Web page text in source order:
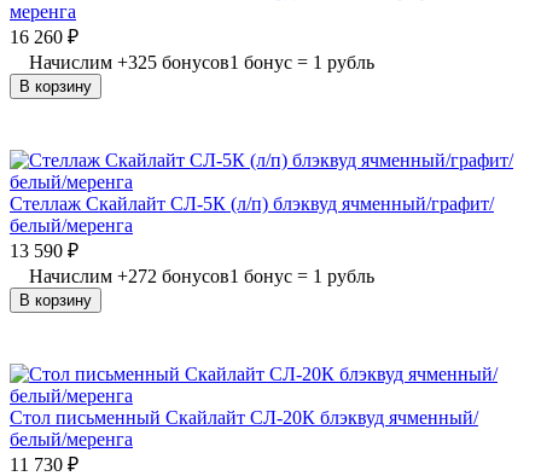
меренга
16 260 ₽
Начислим +325 бонусов1 бонус = 1 рубль
В корзину
Стеллаж Скайлайт СЛ-5К (л/п) блэквуд ячменный/графит/
белый/меренга
13 590 ₽
Начислим +272 бонусов1 бонус = 1 рубль
В корзину
Стол письменный Скайлайт СЛ-20К блэквуд ячменный/
белый/меренга
11 730 ₽